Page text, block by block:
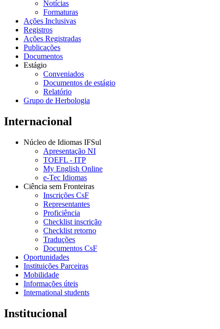
Notícias
Formaturas
Ações Inclusivas
Registros
Ações Registradas
Publicações
Documentos
Estágio
Conveniados
Documentos de estágio
Relatório
Grupo de Herbologia
Internacional
Núcleo de Idiomas IFSul
Apresentação NI
TOEFL - ITP
My English Online
e-Tec Idiomas
Ciência sem Fronteiras
Inscrições CsF
Representantes
Proficiência
Checklist inscrição
Checklist retorno
Traduções
Documentos CsF
Oportunidades
Instituições Parceiras
Mobilidade
Informações úteis
International students
Institucional